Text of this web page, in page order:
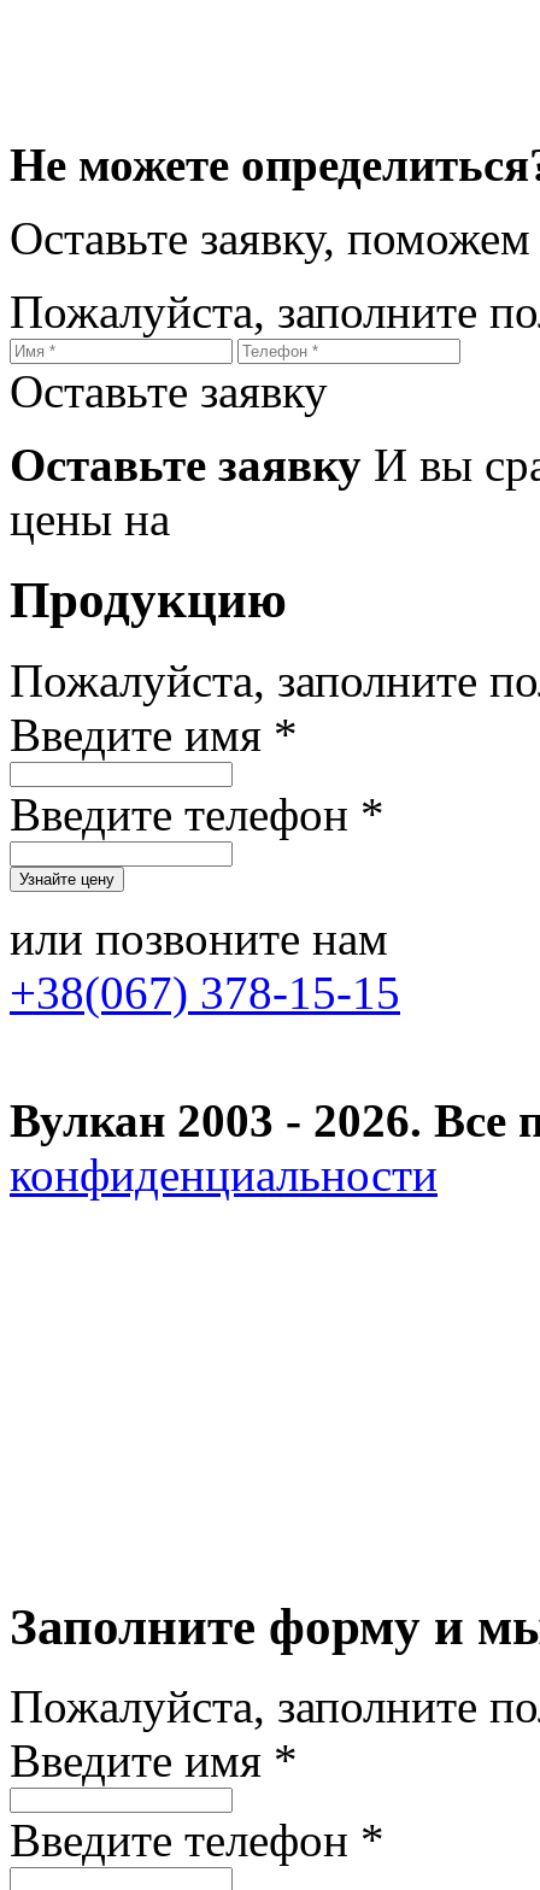
Не можете
Оставьте заявку,
Пожалуйста, заполните
Оставьте заявку
Оставьте заявку И вы
цены на
Продукцию
Пожалуйста, заполните
Введите имя *
Введите телефон *
или позвоните нам
+38(067) 378-15-15
Вулкан 2003 - 2026.
конфиденциальности
Заполните форму и
Пожалуйста, заполните
Введите имя *
Введите телефон *